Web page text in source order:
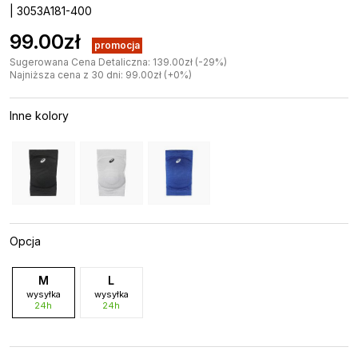
| 3053A181-400
99.00zł
promocja
Sugerowana Cena Detaliczna: 139.00zł (-29%)
Najniższa cena z 30 dni: 99.00zł (+0%)
Inne kolory
Opcja
M
wysyłka
24h
L
wysyłka
24h